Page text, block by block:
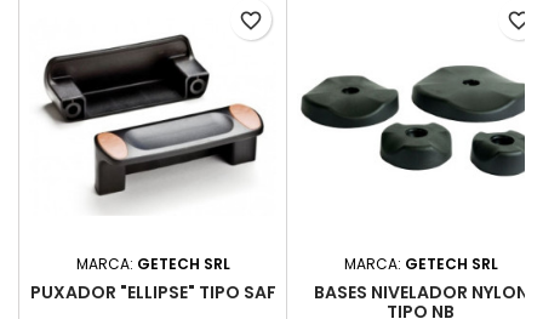
MARCA: GETECH SRL
PUXADOR "ELLIPSE" TIPO SAF
favorite_border
MARCA: GETECH SRL
BASES NIVELADOR NYLON
TIPO NB
favorite_border